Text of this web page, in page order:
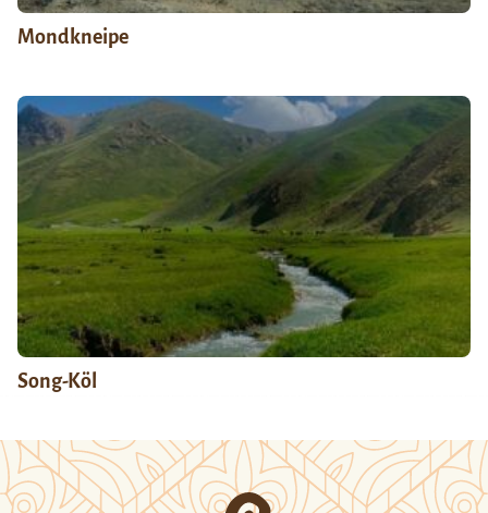
Mondkneipe
Song-Köl